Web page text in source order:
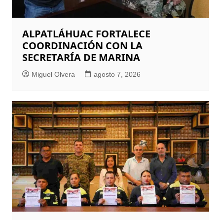
ALPATLÁHUAC FORTALECE
COORDINACIÓN CON LA
SECRETARÍA DE MARINA
Miguel Olvera agosto 7, 2026